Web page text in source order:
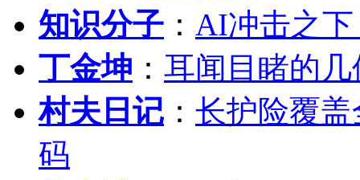
知识分子 ： AI冲击之
丁金坤 ： 耳闻目睹的
村夫日记 ： 长护险覆
码